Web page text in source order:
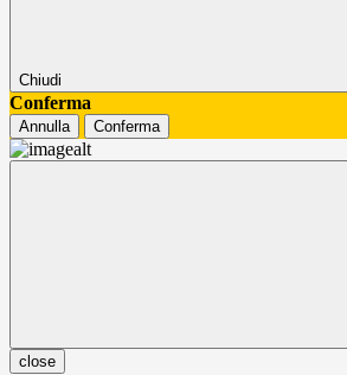
Chiudi
Conferma
Annulla Conferma
close